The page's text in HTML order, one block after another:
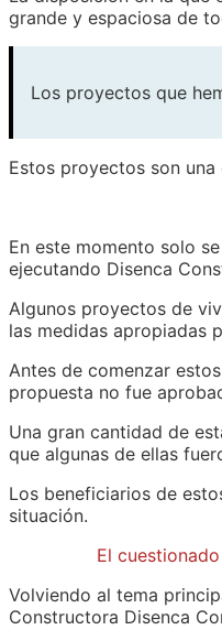
grande y espaciosa de
Los proyectos que
Estos proyectos son
En este momento solo
ejecutando Disenca
Algunos proyectos de
las medidas apropiadas
Antes de comenzar
propuesta no fue
Una gran cantidad de
que algunas de ellas
Los beneficiarios de
situación.
El
Volviendo al tema
Constructora Disenca